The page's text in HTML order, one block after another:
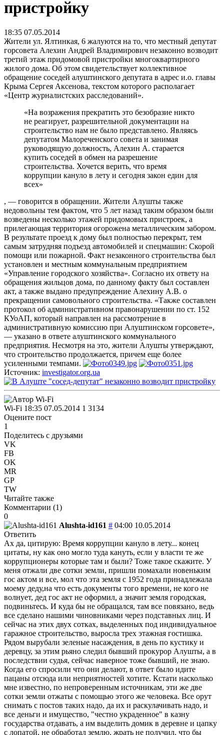
пристройку
18:35 07.05.2014
Жители ул. Ялтинкая, 6 жалуются на то, что местный депутат
горсовета Алехин Андрей Владимирович незаконно возводит
третий этаж придомовой пристройки многоквартирного
жилого дома. Об этом свидетельствует коллективное
обращение соседей алуштинского депутата в адрес и.о. главы
Крыма Сергея Аксенова, текстом которого располагает
«Центр журналистских расследований».
«На возражения прекратить это безобразие никто
не реагирует, разрешительной документации на
строительство нам не было представлено. Являясь
депутатом Малореченского совета и занимая
руководящую должность, Алехин А. старается
купить соседей в обмен на разрешение
строительства. Хочется верить, что время
коррупции кануло в лету и сегодня закон един для
всех»
, — говорится в обращении. Жители Алушты также
недовольны тем фактом, что 5 лет назад таким образом были
возведены несколько этажей придомовых пристроек, а
прилегающая территория огорожена металлическим забором.
В результате проезд к дому был полностью перекрыт, тем
самым затрудняя подъезд автомобилей и спецмашин: Скорой
помощи или пожарной. Факт незаконного строительства был
установлен и местным коммунальным предприятием
«Управление городского хозяйства». Согласно их ответу на
обращения жильцов дома, по данному факту был составлен
акт, а также выдано предупреждение Алехину А.В. о
прекращении самовольного строительства. «Также составлен
протокол об административном правонарушении по ст. 152
КУоАП, который направлен на рассмотрение в
административную комиссию при Алуштинском горсовете»,
— указано в ответе алуштинского коммунального
предприятия. Несмотря на это, жители Алушты утверждают,
что строительство продолжается, причем еще более
усиленными темпами.
Источник: investigator.org.ua
Wi-Fi 18:35 07.05.2014 1 3134
Оцените пост
1
Поделитесь с друзьями
VK
FB
OK
MR
GP
TW
Читайте также
Комментарии (1)
0
Alushta-id161 # 04:00 10.05.2014
Ответить
Ах да, цитирую: Время коррупции кануло в лету... конец
цитаты, ну как оно могло туда кануть, если у власти те же
коррупционеры которые там и были? Тоже такое скажите. У
меня отжали две сотки земли, пришли помахали новеньким
гос актом и все, мол что эта земля с 1952 года принадлежала
моему деду,на что есть документы того времени, не кого не
волнует, дед гос акт не оформил, а значит земля городская,
подвиньтесь. И куда бы не обращался, там все повязано, ведь
все сделано нашими чиновниками через подставных лиц. И
сейчас на этих двух сотках, выделенных под индивидуальное
гаражное строительство, выросла трех этажная гостишка.
Рядом вырубали зеленые насаждения, в день по кустику и
деревцу, за этим рьяно следил бывший прокурор Алушты, а в
последствии судья, сейчас наверное тоже бывший, не знаю.
Когда его спросили что они делают, в ответ было идите
пацаны отсюда или неприятностей хотите. Кстати насколько
мне известно, по непроверенным источникам, эти же две
сотки земли отжаты с помощью этого же человека. Все орут
снимать с постов таких надо, да их и раскулачивать надо, и
все деньги и имущество, "честно украденное" в казну
государства отдавать, а им выделить домик в деревне и цапку
с лопатой, не обработал землю, жрать не получил, что бы